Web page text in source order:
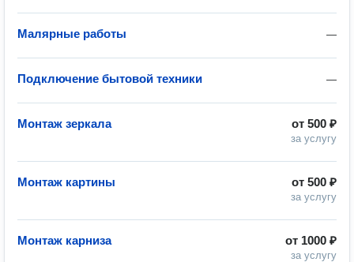
—
Малярные работы
—
Подключение бытовой техники
от 500 ₽
за услугу
Монтаж зеркала
от 500 ₽
за услугу
Монтаж картины
от 1000 ₽
за услугу
Монтаж карниза